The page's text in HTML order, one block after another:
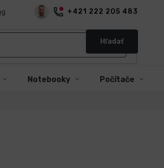
+421 222 205 483
Hľadať
Notebooky Počítače